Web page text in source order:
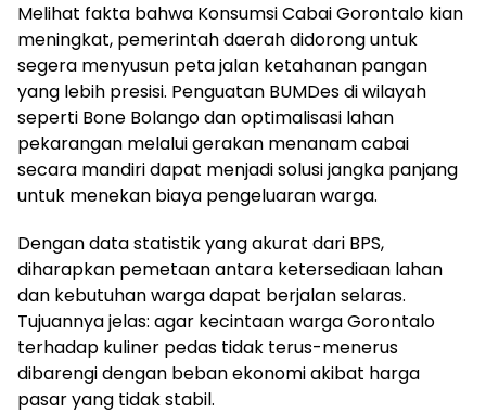
Melihat fakta bahwa Konsumsi Cabai Gorontalo kian
meningkat, pemerintah daerah didorong untuk
segera menyusun peta jalan ketahanan pangan
yang lebih presisi. Penguatan BUMDes di wilayah
seperti Bone Bolango dan optimalisasi lahan
pekarangan melalui gerakan menanam cabai
secara mandiri dapat menjadi solusi jangka panjang
untuk menekan biaya pengeluaran warga.
Dengan data statistik yang akurat dari BPS,
diharapkan pemetaan antara ketersediaan lahan
dan kebutuhan warga dapat berjalan selaras.
Tujuannya jelas: agar kecintaan warga Gorontalo
terhadap kuliner pedas tidak terus-menerus
dibarengi dengan beban ekonomi akibat harga
pasar yang tidak stabil.